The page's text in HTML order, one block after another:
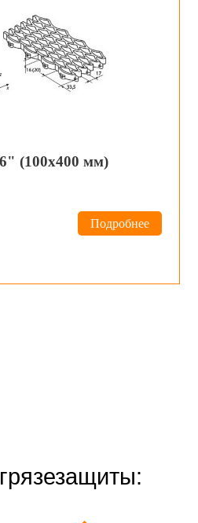
(100х400 мм)
Подробнее